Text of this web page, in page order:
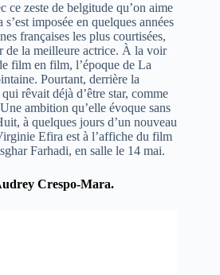
ce zeste de belgitude qu’on aime
imposée en quelques années
françaises les plus courtisées,
de la meilleure actrice. À la voir
film en film, l’époque de La
Pourtant, derrière la
rêvait déjà d’être star, comme
ambition qu’elle évoque sans
à quelques jours d’un nouveau
Efira est à l’affiche du film
Farhadi, en salle le 14 mai.
Crespo-Mara.